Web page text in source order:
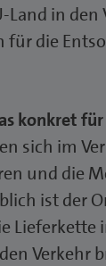
Land in
für die
konkret
sich im
und die
ist der
Verkehr